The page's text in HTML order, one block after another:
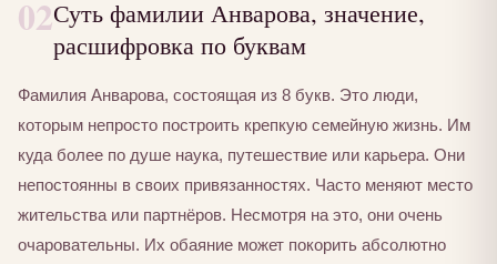
02Суть фамилии Анварова, значение,
расшифровка по буквам
Фамилия Анварова, состоящая из 8 букв. Это люди,
которым непросто построить крепкую семейную жизнь. Им
куда более по душе наука, путешествие или карьера. Они
непостоянны в своих привязанностях. Часто меняют место
жительства или партнёров. Несмотря на это, они очень
очаровательны. Их обаяние может покорить абсолютно